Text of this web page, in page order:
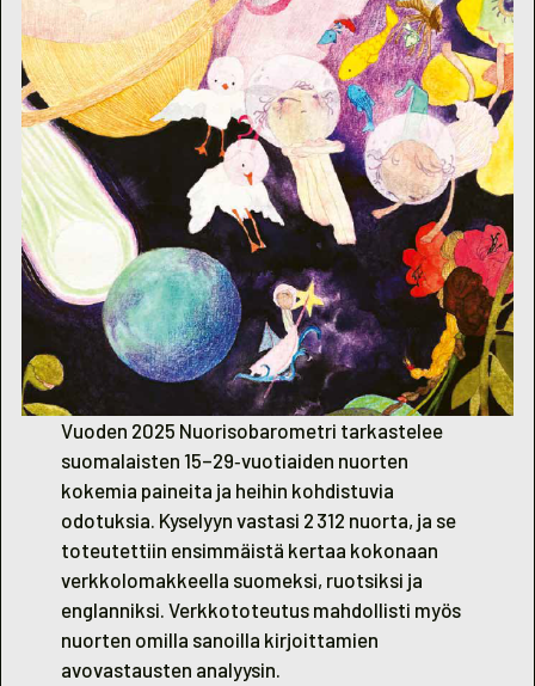
Vuoden 2025 Nuorisobarometri tarkastelee
suomalaisten 15–29‑vuotiaiden nuorten
kokemia paineita ja heihin kohdistuvia
odotuksia. Kyselyyn vastasi 2 312 nuorta, ja se
toteutettiin ensimmäistä kertaa kokonaan
verkkolomakkeella suomeksi, ruotsiksi ja
englanniksi. Verkkototeutus mahdollisti myös
nuorten omilla sanoilla kirjoittamien
avovastausten analyysin.